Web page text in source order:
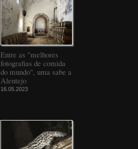
Entre as "melhores
fotografias de comida
do mundo", uma sabe a
Alentejo
16.05.2023